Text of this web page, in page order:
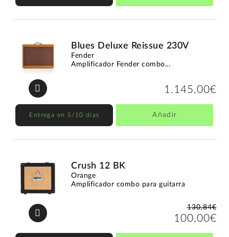
Blues Deluxe Reissue 230V
Fender
Amplificador Fender combo...
1.145,00€
Entrega en 5/10 días Añadir
Crush 12 BK
Orange
Amplificador combo para guitarra
130,84€
100,00€